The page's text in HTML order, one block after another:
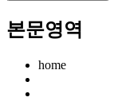
본문영역
home